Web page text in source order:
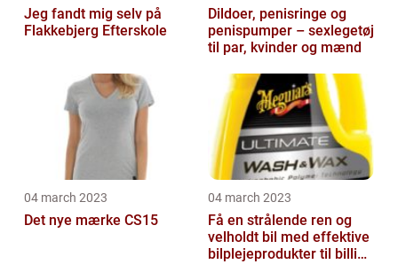
Jeg fandt mig selv på
Flakkebjerg Efterskole
Dildoer, penisringe og
penispumper – sexlegetøj
til par, kvinder og mænd
04 march 2023
Det nye mærke CS15
04 march 2023
Få en strålende ren og
velholdt bil med effektive
bilplejeprodukter til billige